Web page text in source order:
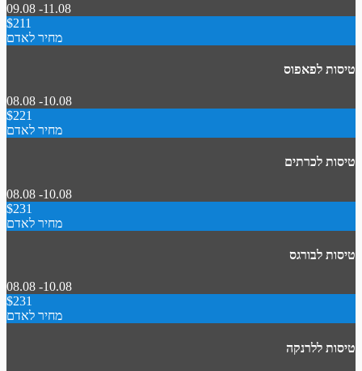
09.08 -11.08
$211
מחיר לאדם
טיסות לפאפוס
08.08 -10.08
$221
מחיר לאדם
טיסות לכרתים
08.08 -10.08
$231
מחיר לאדם
טיסות לבורגס
08.08 -10.08
$231
מחיר לאדם
טיסות ללרנקה